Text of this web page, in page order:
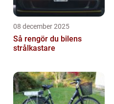
08 december 2025
Så rengör du bilens
strålkastare